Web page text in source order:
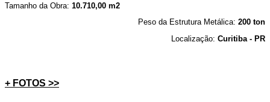
Tamanho da Obra: 10.710,00 m2
Peso da Estrutura Metálica: 200 ton
Localização: Curitiba - PR
+ FOTOS >>